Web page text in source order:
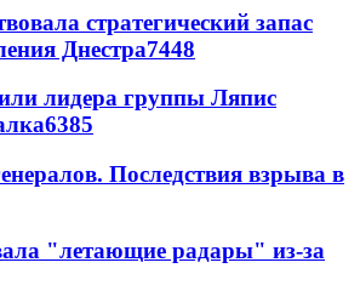
стратегический запас
Днестра7448
лидера группы Ляпис
6385
Последствия взрыва в
"летающие радары" из-за